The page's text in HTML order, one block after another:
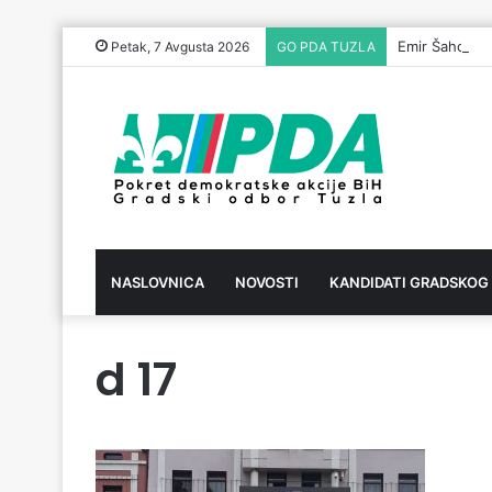
Petak, 7 Avgusta 2026 GO PDA TUZLA Emir
NASLOVNICA NOVOSTI KANDIDATI
d 17